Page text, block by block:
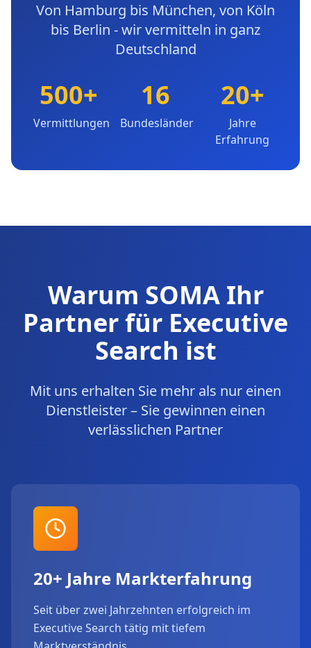
Von Hamburg bis München, von Köln
bis Berlin - wir vermitteln in ganz
Deutschland
500+
Vermittlungen
16
Bundesländer
20+
Jahre
Erfahrung
Warum SOMA Ihr
Partner für Executive
Search ist
Mit uns erhalten Sie mehr als nur einen
Dienstleister – Sie gewinnen einen
verlässlichen Partner
20+ Jahre Markterfahrung
Seit über zwei Jahrzehnten erfolgreich im
Executive Search tätig mit tiefem